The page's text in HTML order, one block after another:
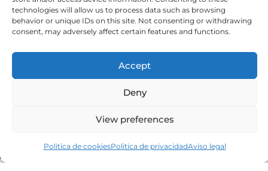
technologies will allow us to process data such as browsing
behavior or unique IDs on this site. Not consenting or withdrawing
consent, may adversely affect certain features and functions.
Accept
Deny
View preferences
Política de cookiesPolitica de privacidadAviso legal
CONTACTO
942540013
comercial@bediaycabarga.com
De lunes a viernes de 8:30 a 13:00 y de 15:00 a
Webmaster:Nuética Informática